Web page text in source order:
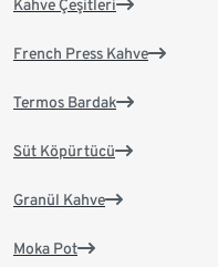
Kahve Çeşitleri
French Press Kahve
Termos Bardak
Süt Köpürtücü
Granül Kahve
Moka Pot